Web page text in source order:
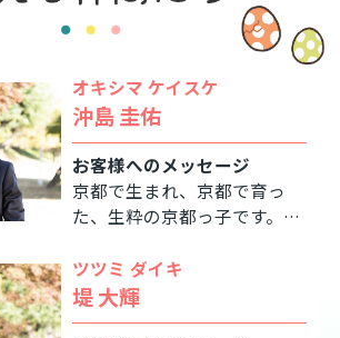
オキシマ ケイスケ
沖島 圭佑
お客様へのメッセージ
京都で生まれ、京都で育っ
た、生粋の京都っ子です。
らう事がとても大好きでお世
話好きでした。
大学卒業後、京都の住宅会社
ツツミ ダイキ
堤 大輝